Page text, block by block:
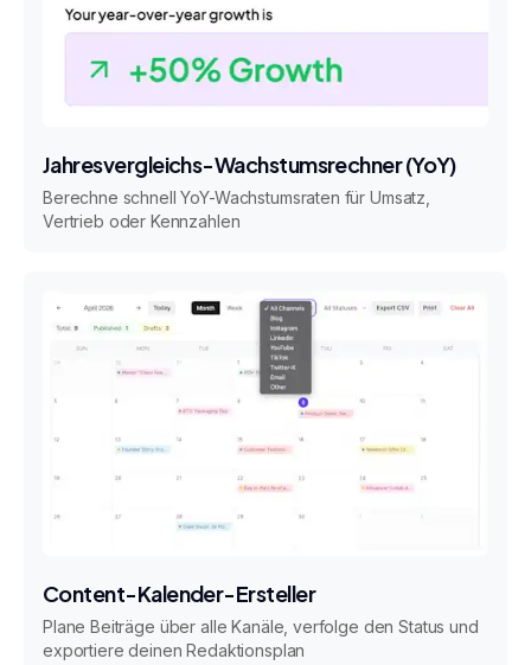
Jahresvergleichs-Wachstumsrechner (YoY)
Berechne schnell YoY-Wachstumsraten für Umsatz,
Vertrieb oder Kennzahlen
Content-Kalender-Ersteller
Plane Beiträge über alle Kanäle, verfolge den Status und
exportiere deinen Redaktionsplan